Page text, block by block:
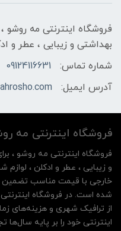
فروشگاه اینترنتی مه‌ رو‌شو
بهداشتی و زیبایی ، عطر و
شماره تماس:
09124116631
آدرس ایمیل:
فروشگاه اینترنتی مه‌
فروشگاه اینترنتی مه‌ رو‌شو ،
و زیبایی ، عطر و ادکلن ، لوازم
خارجی با قیمت مناسب تضمین
شده است. در فروشگاه
از ترافیک شهری و هزینه‌های